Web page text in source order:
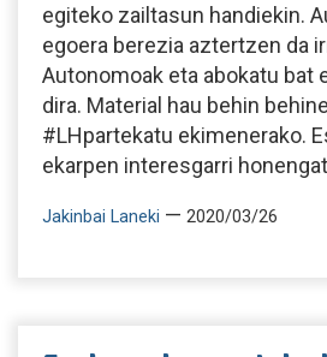
egiteko zailtasun handiekin.
egoera berezia aztertzen da
Autonomoak eta abokatu bat
dira. Material hau behin
#LHpartekatu ekimenerako.
ekarpen interesgarri
Jakinbai Laneki — 2020/03/26